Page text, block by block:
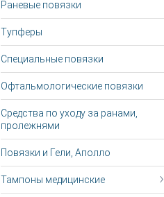
Раневые повязки
Тупферы
Специальные повязки
Офтальмологические повязки
Средства по уходу за ранами,
пролежнями
Повязки и Гели, Аполло
Тампоны медицинские